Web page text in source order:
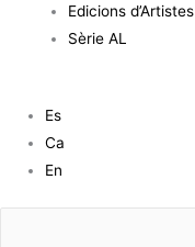
Edicions d’Artistes
Sèrie AL
Es
Ca
En